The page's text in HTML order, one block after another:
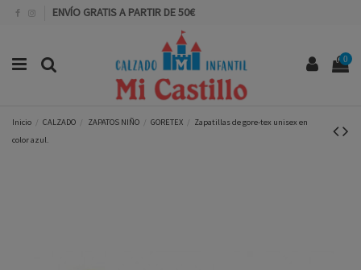
ENVÍO GRATIS A PARTIR DE 50€
0
Inicio CALZADO ZAPATOS NIÑO GORETEX
Zapatillas de gore-tex unisex en
color azul.